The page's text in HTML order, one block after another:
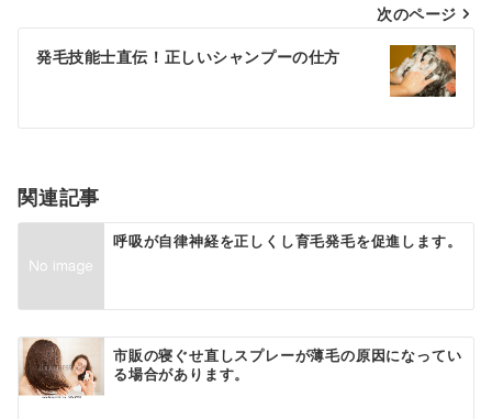
ビ
ゲ
シ
ン
次のページ
発毛技能士直伝！正しいシャンプーの仕方
関連記事
呼吸が自律神経を正しくし育毛発毛を促進します。
市販の寝ぐせ直しスプレーが薄毛の原因になってい
る場合があります。